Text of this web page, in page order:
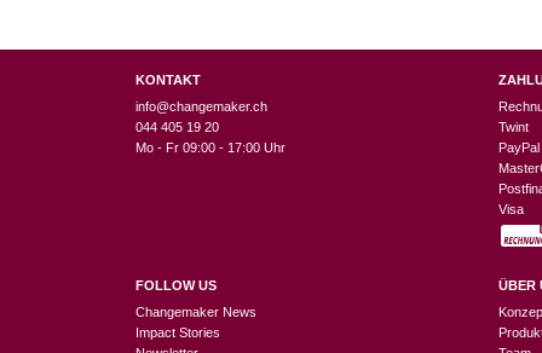
KONTAKT
info@changemaker.ch
044 405 19 20
Mo - Fr 09:00 - 17:00 Uhr
FOLLOW US
Changemaker News
Impact Stories
Twint
PayPal
Visa
ÜBER